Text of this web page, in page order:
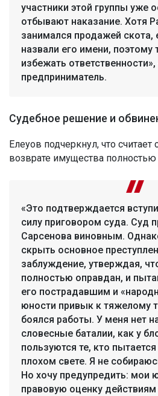
участники этой группы уже
отбывают наказание. Хотя
занимался продажей скота,
назвали его имени, поэтому
избежать
предприниматель.
Судебное решение и
Елеуов подчеркнул, что считает
возврате имущества
«Это подтверждается
силу приговором суда. Суд
Сарсенова виновным.
скрыть основное
заблуждение, утверждая,
полностью оправдан, и
его пострадавшим и
юности привык к тяжелому
боялся работы. У меня нет
словесные баталии, как у
пользуются те, кто
плохом свете. Я не
Но хочу предупредить: мои
правовую оценку действиям